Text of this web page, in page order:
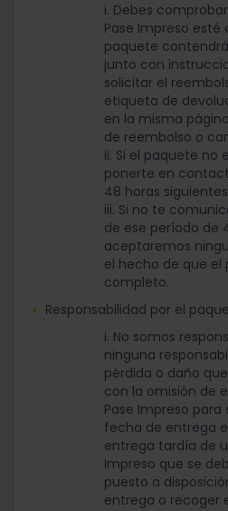
i. Debes
Pase Impreso esté
paquete
junto con
solicitar el
etiqueta de
en la misma
de reembolso o
ii. Si el paquete no
ponerte en
48 horas
iii. Si no te
de ese período de
aceptaremos
el hecho de que
completo.
Responsabilidad por el
i. No somos
ninguna
pérdida o daño
con la omisión de
Pase Impreso
fecha de entrega
entrega tardía de
Impreso que se
puesto a
entrega o recoger